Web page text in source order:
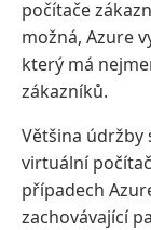
počítače
možná, Azure
který má
zákazníků.
Většina údržby
virtuální
případech
zachovávající